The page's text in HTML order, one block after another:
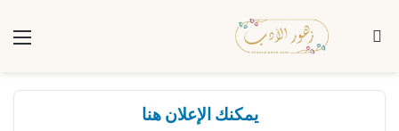
بحث عن
يمكنك الإعلان هنا